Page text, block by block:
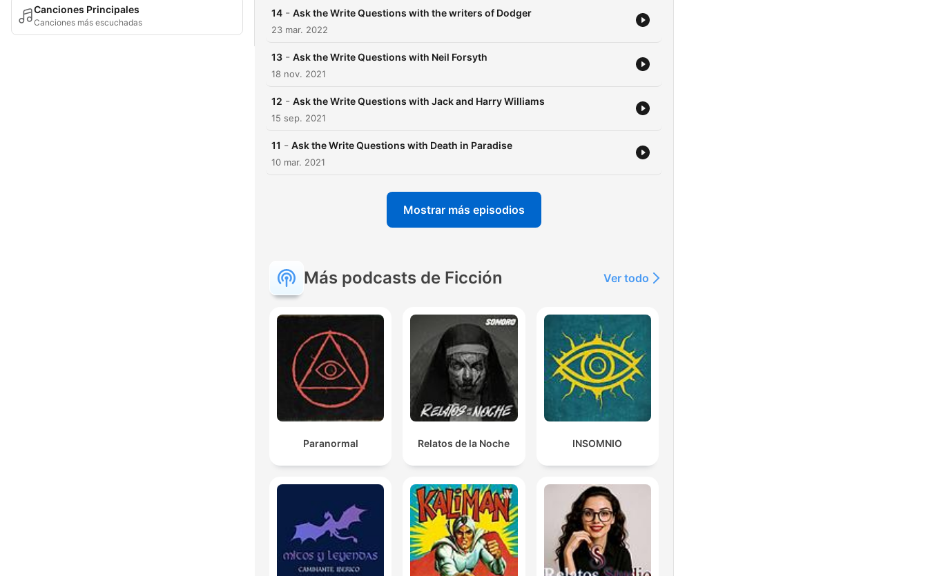
Canciones Principales
Canciones más escuchadas
14 - Ask the Write Questions with the writers of Dodger
23 mar. 2022
13 - Ask the Write Questions with Neil Forsyth
18 nov. 2021
12 - Ask the Write Questions with Jack and Harry Williams
15 sep. 2021
11 - Ask the Write Questions with Death in Paradise
10 mar. 2021
Mostrar más episodios
Más podcasts de Ficción Ver todo
Paranormal Relatos de la Noche INSOMNIO